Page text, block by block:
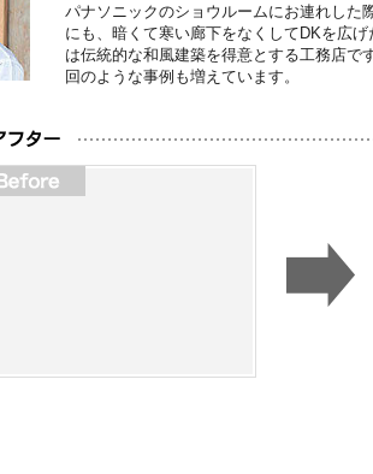
パナソニックのショウルームにお連れした
にも、暗くて寒い廊下をなくしてDKを広
は伝統的な和風建築を得意とする工務店で
回のような事例も増えています。